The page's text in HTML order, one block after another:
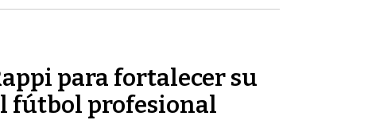
para fortalecer su
fútbol profesional